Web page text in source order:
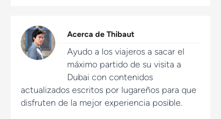
Acerca deThibaut
Ayudo a los viajeros a sacar el
máximo partido de su visita a
Dubai con contenidos
actualizados escritos por lugareños para que
disfruten de la mejor experiencia posible.